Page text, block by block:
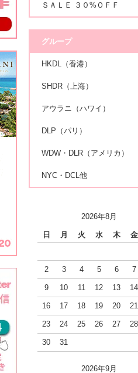
ＳＡＬＥ ３０%ＯＦＦ
グループ
HKDL（香港）
SHDR（上海）
アウラニ（ハワイ）
DLP（パリ）
WDW・DLR（アメリカ）
NYC・DCL他
2026年8月
日 月 火 水 木 金
2 3 4 5 6 7
9 10 11 12 13 14
16 17 18 19 20 21
23 24 25 26 27 28
30 31
2026年9月